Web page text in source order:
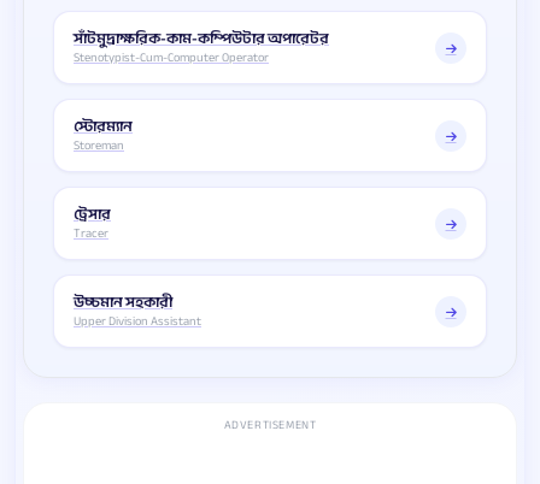
সাঁটমুদ্রাক্ষরিক-কাম-কম্পিউটার অপারেটর
Stenotypist-Cum-Computer Operator
স্টোরম্যান
Storeman
ট্রেসার
Tracer
উচ্চমান সহকারী
Upper Division Assistant
ADVERTISEMENT